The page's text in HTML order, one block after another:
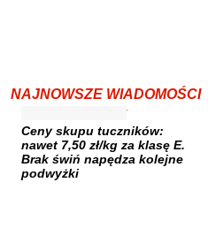
NAJNOWSZE WIADOMOŚCI
Ceny skupu tuczników:
nawet 7,50 zł/kg za klasę E.
Brak świń napędza kolejne
podwyżki